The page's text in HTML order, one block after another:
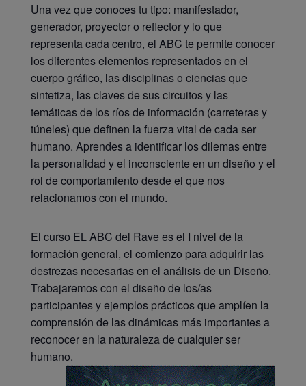
Una vez que conoces tu tipo: manifestador,
generador, proyector o reflector y lo que
representa cada centro, el ABC te permite conocer
los diferentes elementos representados en el
cuerpo gráfico, las disciplinas o ciencias que
sintetiza, las claves de sus circuitos y las
temáticas de los ríos de información (carreteras y
túneles) que definen la fuerza vital de cada ser
humano. Aprendes a identificar los dilemas entre
la personalidad y el inconsciente en un diseño y el
rol de comportamiento desde el que nos
relacionamos con el mundo.
El curso EL ABC del Rave es el I nivel de la
formación general, el comienzo para adquirir las
destrezas necesarias en el análisis de un Diseño.
Trabajaremos con el diseño de los/as
participantes y ejemplos prácticos que amplíen la
comprensión de las dinámicas más importantes a
reconocer en la naturaleza de cualquier ser
humano.